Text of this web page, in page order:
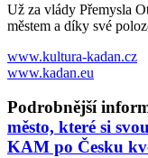
Už za vlády Přemysla
městem a díky své
www.kultura-kadan.cz
www.kadan.eu
Podrobnější
město, které si
KAM po Česku